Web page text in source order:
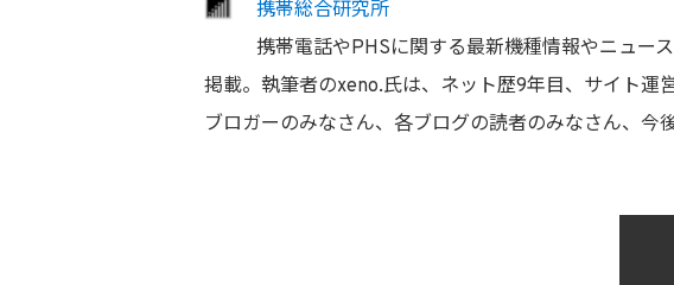
携帯総合研究所
携帯電話やPHSに関する最新機種情報やニュー
掲載。執筆者のxeno.氏は、ネット歴9年目、サイト運
ブロガーのみなさん、各ブログの読者のみなさん、今